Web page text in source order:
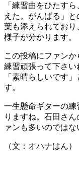
「練習曲をひたす
えた。がんばる」と
葉も添えられてお
様子が分かります。
この投稿にファン
練習頑張って下さい
「素晴らしいです
す。
一生懸命ギターの
りますね。石田さ
ァンも多いのではな
（文：オハナはん）